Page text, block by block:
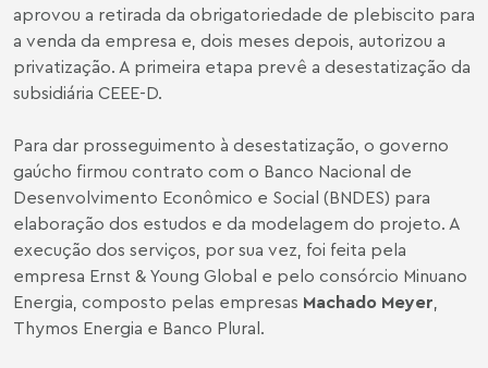
aprovou a retirada da obrigatoriedade de plebiscito para
a venda da empresa e, dois meses depois, autorizou a
privatização. A primeira etapa prevê a desestatização da
subsidiária CEEE-D.
Para dar prosseguimento à desestatização, o governo
gaúcho firmou contrato com o Banco Nacional de
Desenvolvimento Econômico e Social (BNDES) para
elaboração dos estudos e da modelagem do projeto. A
execução dos serviços, por sua vez, foi feita pela
empresa Ernst & Young Global e pelo consórcio Minuano
Energia, composto pelas empresas Machado Meyer,
Thymos Energia e Banco Plural.